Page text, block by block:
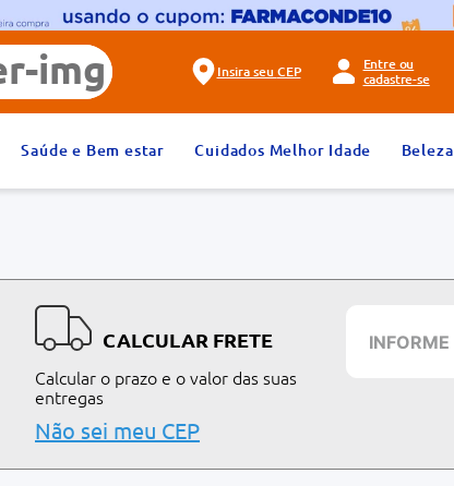
Insira seu CEP
Entre ou
cadastre-se
Saúde e Bem estar Cuidados Melhor Idade Beleza
CALCULAR FRETE
Calcular o prazo e o valor das suas
entregas
Não sei meu CEP